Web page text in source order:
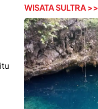
WISATA SULTRA >>